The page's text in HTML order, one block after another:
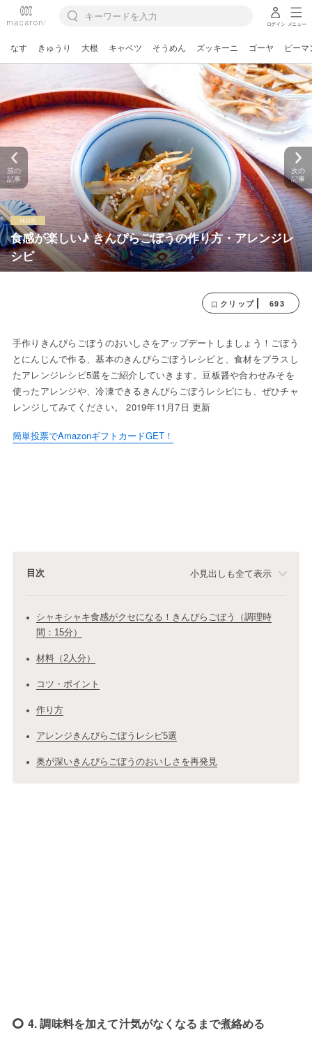
ログイン メニュー
なす きゅうり 大根 キャベツ そうめん ズッキーニ ゴーヤ ピーマ
食感が楽しい♪ きんぴらごぼうの作り方・アレンジレ
シピ
前の
記事
次の
記事
クリップ 693
手作りきんぴらごぼうのおいしさをアップデートしましょう！ごぼう
とにんじんで作る、基本のきんぴらごぼうレシピと、食材をプラスし
たアレンジレシピ5選をご紹介していきます。豆板醤や合わせみそを
使ったアレンジや、冷凍できるきんぴらごぼうレシピにも、ぜひチャ
レンジしてみてください。 2019年11月7日 更新
簡単投票でAmazonギフトカードGET！
目次 小見出しも全て表示
シャキシャキ食感がクセになる！きんぴらごぼう（調理時
間：15分）
材料（2人分）
コツ・ポイント
作り方
アレンジきんぴらごぼうレシピ5選
奥が深いきんぴらごぼうのおいしさを再発見
4. 調味料を加えて汁気がなくなるまで煮絡める